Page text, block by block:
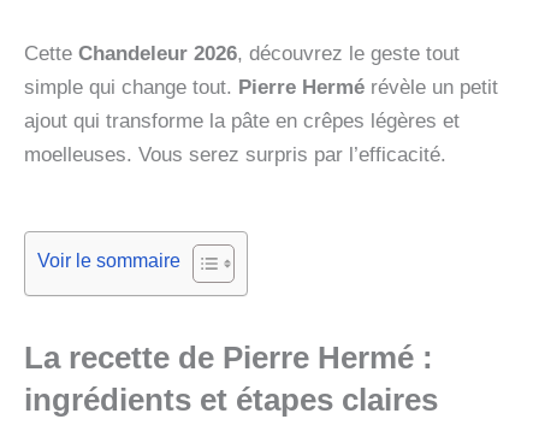
Cette Chandeleur 2026, découvrez le geste tout
simple qui change tout. Pierre Hermé révèle un petit
ajout qui transforme la pâte en crêpes légères et
moelleuses. Vous serez surpris par l’efficacité.
Voir le sommaire
La recette de Pierre Hermé :
ingrédients et étapes claires